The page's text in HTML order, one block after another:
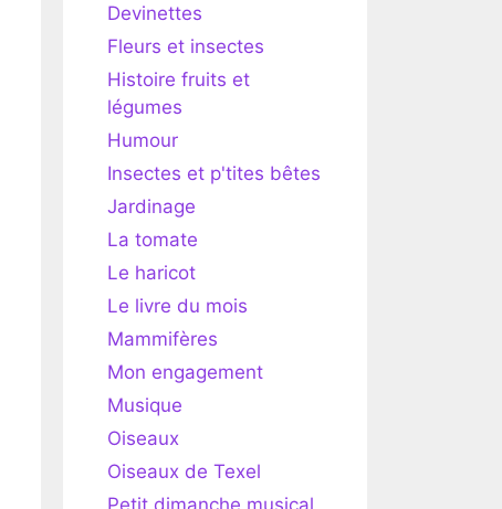
Devinettes
Fleurs et insectes
Histoire fruits et
légumes
Humour
Insectes et p'tites bêtes
Jardinage
La tomate
Le haricot
Le livre du mois
Mammifères
Mon engagement
Musique
Oiseaux
Oiseaux de Texel
Petit dimanche musical